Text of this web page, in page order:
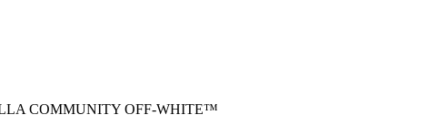
COMMUNITY OFF-WHITE™